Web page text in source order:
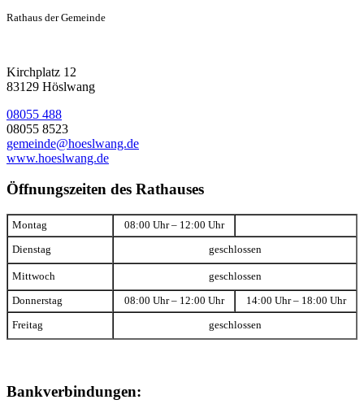
Rathaus der Gemeinde
Kirchplatz 12
83129 Höslwang
08055 488
08055 8523
gemeinde@hoeslwang.de
www.hoeslwang.de
Öffnungszeiten des Rathauses
Montag 08:00 Uhr – 12:00 Uhr
Dienstag geschlossen
Mittwoch geschlossen
Donnerstag 08:00 Uhr – 12:00 Uhr 14:00 Uhr – 18:00 Uhr
Freitag geschlossen
Bankverbindungen: